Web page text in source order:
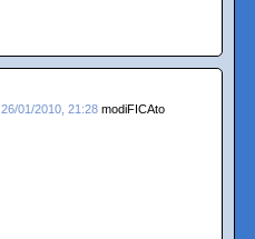
26/01/2010, 21:28 modiFICAto